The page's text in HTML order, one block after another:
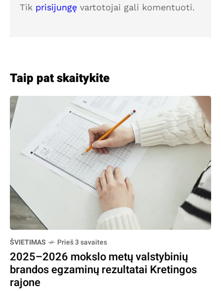
Tik prisijungę vartotojai gali komentuoti.
Taip pat skaitykite
ŠVIETIMAS Prieš 3 savaites
2025–2026 mokslo metų valstybinių
brandos egzaminų rezultatai Kretingos
rajone